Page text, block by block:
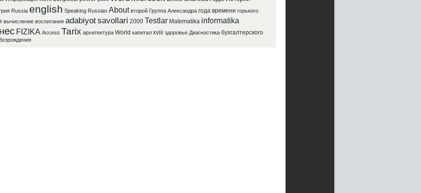
Russia english Speaking Russian About второй Группа Александра года времени горького
вычисление воспитания adabiyotsavollari 2000 Testlar Matematika informatika
FIZIKA Access Tarix архитектура World капитал xviii здоровье Диагностика бухгалтерского